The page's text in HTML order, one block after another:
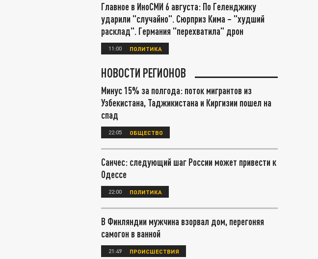
Главное в ИноСМИ 6 августа: По Геленджику
ударили "случайно". Сюрприз Кима – "худший
расклад". Германия "перехватила" дрон
11:00 ПОЛИТИКА
НОВОСТИ РЕГИОНОВ
Минус 15% за полгода: поток мигрантов из
Узбекистана, Таджикистана и Киргизии пошел на
спад
22:05 ОБЩЕСТВО
Санчес: следующий шаг России может привести к
Одессе
22:00 ПОЛИТИКА
В Финляндии мужчина взорвал дом, перегоняя
самогон в ванной
21:49 ПРОИСШЕСТВИЯ